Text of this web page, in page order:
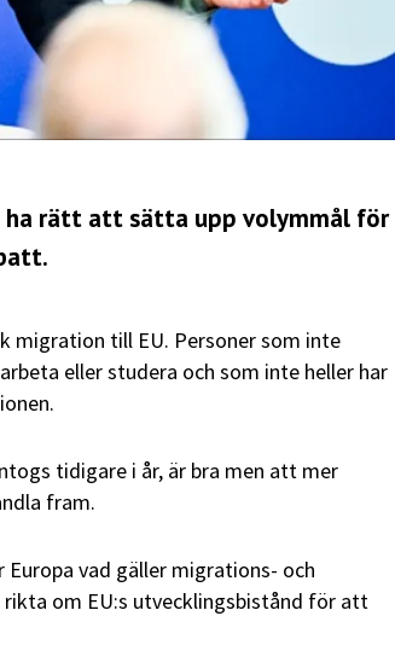
ha rätt att sätta upp volymmål för
.
migration till EU. Personer som inte
eller studera och som inte heller har
tidigare i år, är bra men att mer
fram.
vad gäller migrations- och
om EU:s utvecklingsbistånd för att